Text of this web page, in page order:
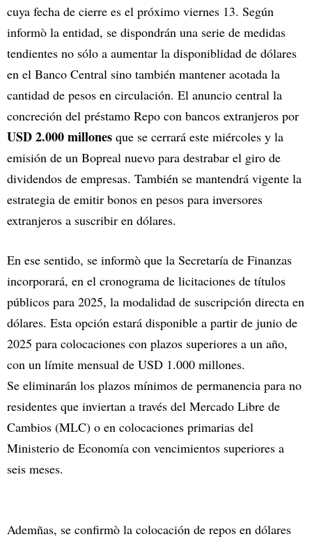
cuya fecha de cierre es el próximo viernes 13. Según
informò la entidad, se dispondrán una serie de medidas
tendientes no sólo a aumentar la disponiblidad de dólares
en el Banco Central sino también mantener acotada la
cantidad de pesos en circulación. El anuncio central la
concreción del préstamo Repo con bancos extranjeros por
USD 2.000 millones que se cerrará este miércoles y la
emisión de un Bopreal nuevo para destrabar el giro de
dividendos de empresas. También se mantendrá vigente la
estrategia de emitir bonos en pesos para inversores
extranjeros a suscribir en dólares.
En ese sentido, se informò que la Secretaría de Finanzas
incorporará, en el cronograma de licitaciones de títulos
públicos para 2025, la modalidad de suscripción directa en
dólares. Esta opción estará disponible a partir de junio de
2025 para colocaciones con plazos superiores a un año,
con un límite mensual de USD 1.000 millones.
Se eliminarán los plazos mínimos de permanencia para no
residentes que inviertan a través del Mercado Libre de
Cambios (MLC) o en colocaciones primarias del
Ministerio de Economía con vencimientos superiores a
seis meses.
Ademñas, se confirmò la colocación de repos en dólares